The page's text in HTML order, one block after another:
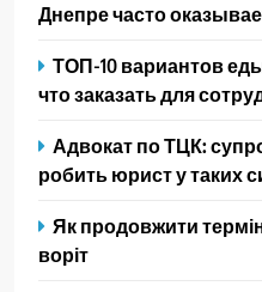
Днепре часто
ТОП-10 вариантов
что заказать для
Адвокат по ТЦК:
робить юрист у таких
Як продовжити
воріт